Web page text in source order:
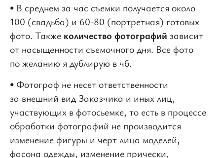
• В среднем за час съемки получается около
100 (свадьба) и 60-80 (портретная) готовых
фото. Также количество фотографий зависит
от насыщенности съемочного дня. Все фото
по желанию я дублирую в чб.
• Фотограф не несет ответственности
за внешний вид Заказчика и иных лиц,
участвующих в фотосьемке, то есть в процессе
обработки фотографий не производится
изменение фигуры и черт лица моделей,
фасона одежды, изменение прически,